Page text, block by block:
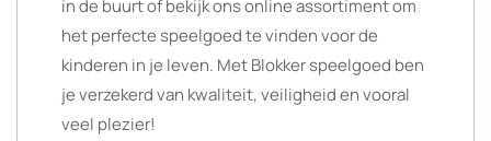
in de buurt of bekijk ons online assortiment om
het perfecte speelgoed te vinden voor de
kinderen in je leven. Met Blokker speelgoed ben
je verzekerd van kwaliteit, veiligheid en vooral
veel plezier!